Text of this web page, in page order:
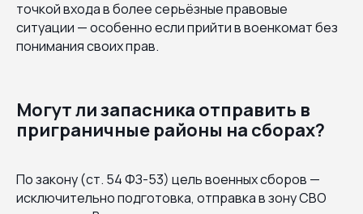
точкой входа в более серьёзные правовые
ситуации — особенно если прийти в военкомат без
понимания своих прав.
Могут ли запасника отправить в
приграничные районы на сборах?
По закону (ст. 54 ФЗ-53) цель военных сборов —
исключительно подготовка, отправка в зону СВО